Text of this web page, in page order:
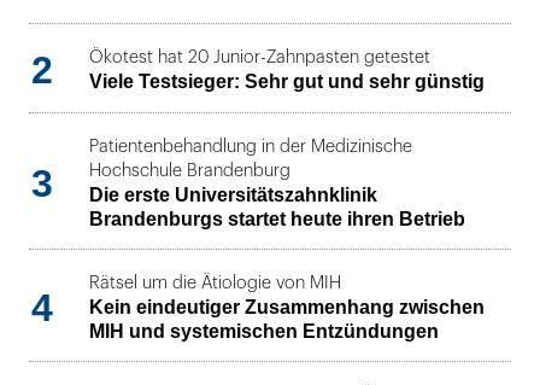
2 Ökotest hat 20 Junior-Zahnpasten getestet
Viele Testsieger: Sehr gut und sehr günstig
3
Patientenbehandlung in der Medizinische
Hochschule Brandenburg
Die erste Universitätszahnklinik
Brandenburgs startet heute ihren Betrieb
4
Rätsel um die Ätiologie von MIH
Kein eindeutiger Zusammenhang zwischen
MIH und systemischen Entzündungen